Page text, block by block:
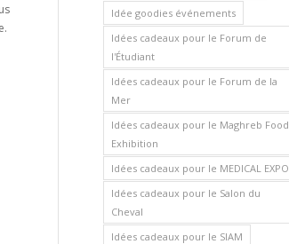
Idée goodies événements
Idées cadeaux pour le Forum de
l'Étudiant
Idées cadeaux pour le Forum de la
Mer
Idées cadeaux pour le Maghreb Food
Exhibition
Idées cadeaux pour le MEDICAL EXPO
Idées cadeaux pour le Salon du
Cheval
Idées cadeaux pour le SIAM